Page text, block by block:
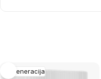
ListRegeneracija